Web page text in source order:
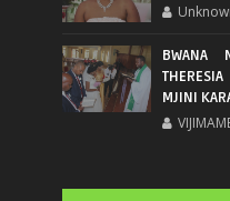
BWANA
MJINI